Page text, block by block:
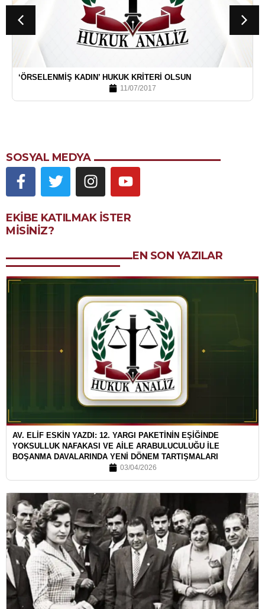
‘ÖRSELENMIŞ KADIN’ HUKUK KRITERI OLSUN
11/07/2017
SOSYAL MEDYA
EKIBE KATILMAK ISTER
MISINIZ?
EN SON YAZILAR
AV. ELİF ESKİN YAZDI: 12. YARGI PAKETİNİN EŞİĞİNDE
YOKSULLUK NAFAKASI VE AİLE ARABULUCULUĞU İLE
BOŞANMA DAVALARINDA YENİ DÖNEM TARTIŞMALARI
03/04/2026